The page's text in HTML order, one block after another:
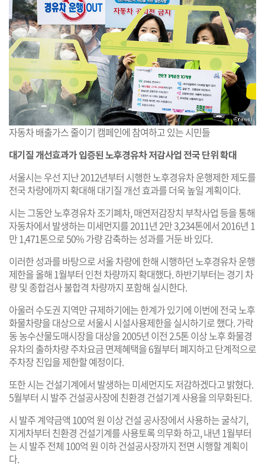
자동차 배출가스 줄이기 캠페인에 참여하고 있는 시민들
대기질 개선효과가 입증된 노후경유차 저감사업 전국 단위 확대
서울시는 우선 지난 2012년부터 시행한 노후경유차 운행제한 제도를
전국 차량에까지 확대해 대기질 개선 효과를 더욱 높일 계획이다.
시는 그동안 노후경유차 조기폐차, 매연저감장치 부착사업 등을 통해
자동차에서 발생하는 미세먼지를 2011년 2만 3,234톤에서 2016년 1
만 1,471톤으로 50% 가량 감축하는 성과를 거둔 바 있다.
이러한 성과를 바탕으로 서울 차량에 한해 시행하던 노후경유차 운행
제한을 올해 1월부터 인천 차량까지 확대했다. 하반기부터는 경기 차
량 및 종합검사 불합격 차량까지 포함해 실시한다.
아울러 수도권 지역만 규제하기에는 한계가 있기에 이번에 전국 노후
화물차량을 대상으로 서울시 시설사용제한을 실시하기로 했다. 가락
동 농수산물도매시장을 대상을 2005년 이전 2.5톤 이상 노후 화물경
유차의 출하차량 주차요금 면제혜택을 6월부터 폐지하고 단계적으로
주차장 진입을 제한할 예정이다.
또한 시는 건설기계에서 발생하는 미세먼지도 저감하겠다고 밝혔다.
5월부터 시 발주 건설공사장에 친환경 건설기계 사용을 의무화된다.
시 발주 계약금액 100억 원 이상 건설 공사장에서 사용하는 굴삭기,
지게차부터 친환경 건설기계를 사용토록 의무화 하고, 내년 1월부터
는 시 발주 전체 100억 원 이하 건설공사장까지 전면 시행할 계획이
다.